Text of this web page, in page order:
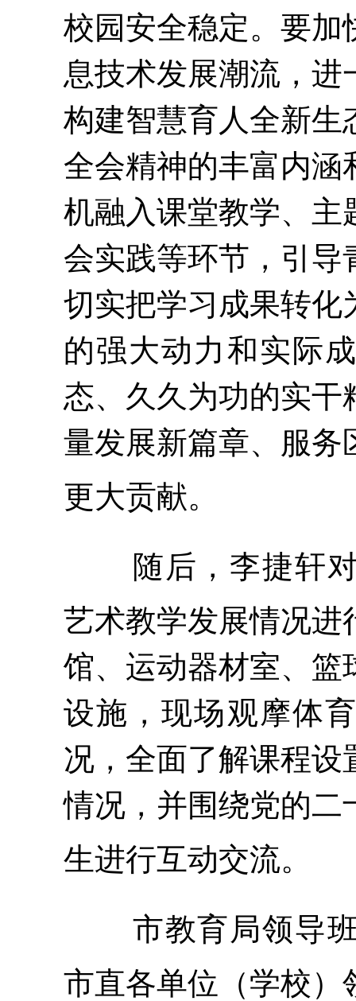
校园安全稳定。要加
息技术发展潮流，
构建智慧育人全新生
全会精神的丰富内
机融入课堂教学、主
会实践等环节，引
切实把学习成果转化
的强大动力和实际
态、久久为功的实
量发展新篇章、服务
更大贡献。
随后，李捷轩
艺术教学发展情况进
馆、运动器材室、篮
设施，现场观摩体
况 ，全面了解课程
情况 ，并围绕党的
生进行互动交流。
市教育局领导
市直各单位 （学校）